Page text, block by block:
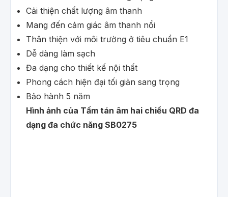
Cải thiện chất lượng âm thanh
Mang đến cảm giác âm thanh nổi
Thân thiện với môi trường ở tiêu chuẩn E1
Dễ dàng làm sạch
Đa dạng cho thiết kế nội thất
Phong cách hiện đại tối giản sang trọng
Bảo hành 5 năm
Hình ảnh của Tấm tán âm hai chiều QRD đa
dạng đa chức năng SB0275